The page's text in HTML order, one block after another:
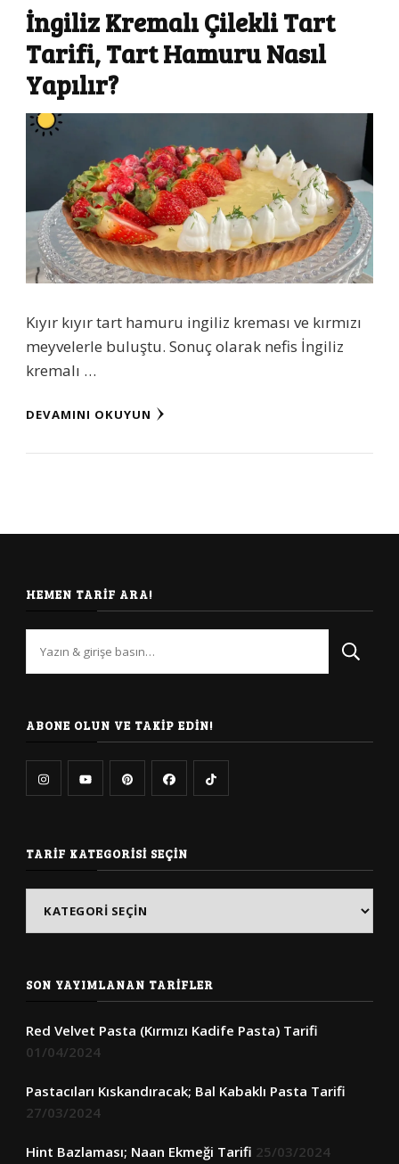
İngiliz Kremalı Çilekli Tart
Tarifi, Tart Hamuru Nasıl
Yapılır?
Kıyır kıyır tart hamuru ingiliz kreması ve kırmızı
meyvelerle buluştu. Sonuç olarak nefis İngiliz
kremalı …
DEVAMINI OKUYUN
HEMEN TARIF ARA!
arıyorsunuz?
ABONE OLUN VE TAKIP EDIN!
TARIF KATEGORISI SEÇIN
SON YAYIMLANAN TARIFLER
Red Velvet Pasta (Kırmızı Kadife Pasta) Tarifi
01/04/2024
Pastacıları Kıskandıracak; Bal Kabaklı Pasta Tarifi
27/03/2024
Hint Bazlaması; Naan Ekmeği Tarifi 25/03/2024